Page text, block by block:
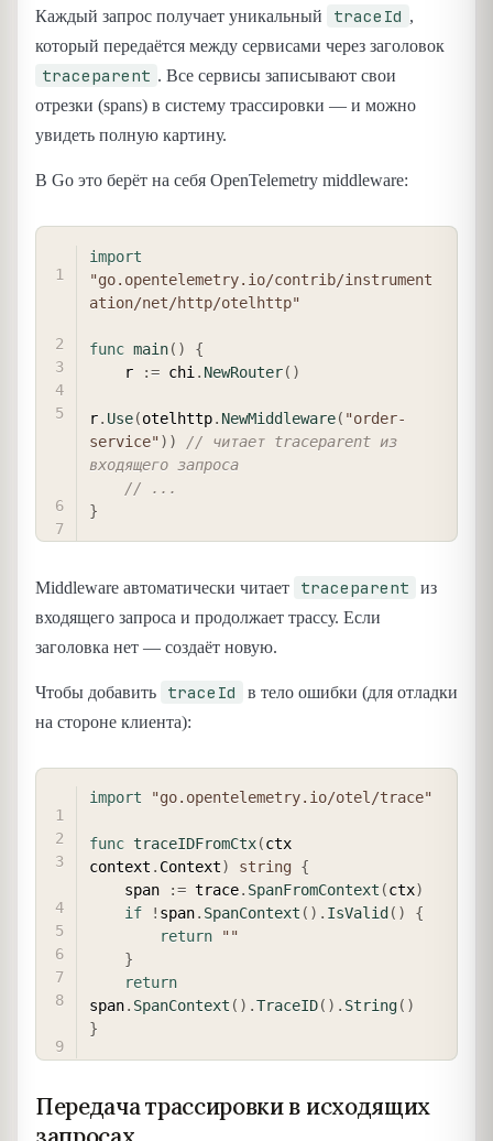
Каждый запрос получает уникальный
traceId ,
который передаётся между сервисами через заголовок
traceparent . Все сервисы записывают свои
отрезки (spans) в систему трассировки — и можно
увидеть полную картину.
В Go это берёт на себя OpenTelemetry middleware:
import
"go.opentelemetry.io/contrib/instrument
ation/net/http/otelhttp"
func main( )
{
    r
:= chi . NewRouter( )
r. Use(otelhttp. NewMiddleware( "order-
service") )
// читает traceparent из
входящего запроса
// ...
}
Middleware автоматически читает traceparent
из
входящего запроса и продолжает трассу. Если
заголовка нет — создаёт новую.
Чтобы добавить traceId
в тело ошибки (для отладки
на стороне клиента):
import "go.opentelemetry.io/otel/trace"
func traceIDFromCtx(ctx
context . Context) string
{
    span
:= trace. SpanFromContext (ctx)
if
! span. SpanContext ( ) . IsValid ( )
{
return
""
}
return
span. SpanContext ( ) .TraceID( ) . String( )
}
COPY
Передача трассировки в исходящих